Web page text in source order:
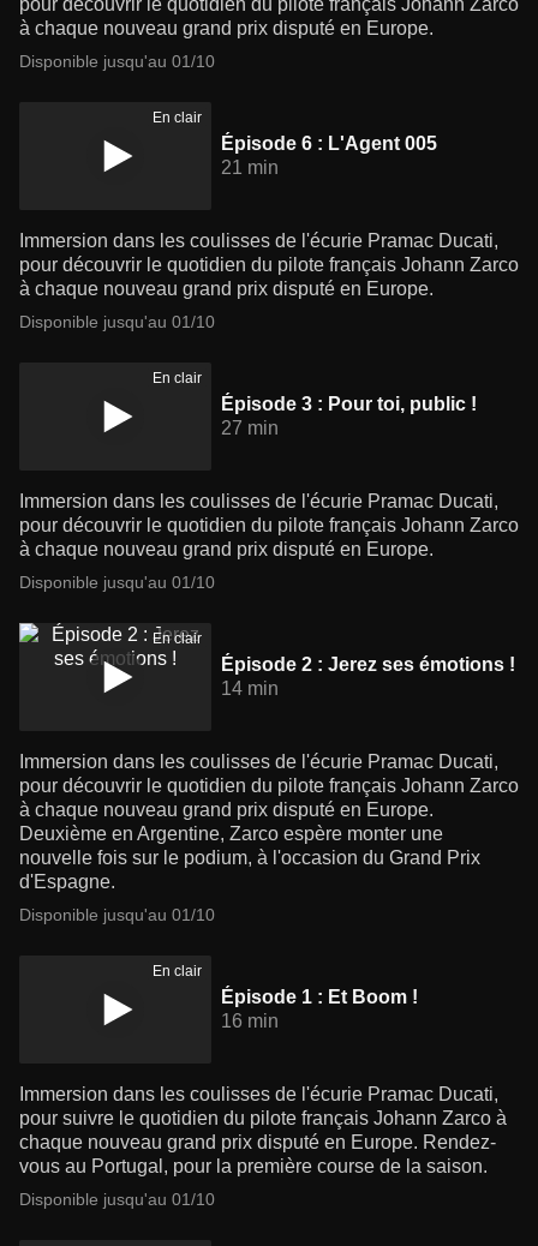
pour découvrir le quotidien du pilote français Johann Zarco
à chaque nouveau grand prix disputé en Europe.
Disponible jusqu'au 01/10
En clair
Épisode 6 : L'Agent 005
21 min
Immersion dans les coulisses de l'écurie Pramac Ducati,
pour découvrir le quotidien du pilote français Johann Zarco
à chaque nouveau grand prix disputé en Europe.
Disponible jusqu'au 01/10
En clair
Épisode 3 : Pour toi, public !
27 min
Immersion dans les coulisses de l'écurie Pramac Ducati,
pour découvrir le quotidien du pilote français Johann Zarco
à chaque nouveau grand prix disputé en Europe.
Disponible jusqu'au 01/10
En clair
Épisode 2 : Jerez ses émotions !
14 min
Immersion dans les coulisses de l'écurie Pramac Ducati,
pour découvrir le quotidien du pilote français Johann Zarco
à chaque nouveau grand prix disputé en Europe.
Deuxième en Argentine, Zarco espère monter une
nouvelle fois sur le podium, à l'occasion du Grand Prix
d'Espagne.
Disponible jusqu'au 01/10
En clair
Épisode 1 : Et Boom !
16 min
Immersion dans les coulisses de l'écurie Pramac Ducati,
pour suivre le quotidien du pilote français Johann Zarco à
chaque nouveau grand prix disputé en Europe. Rendez-
vous au Portugal, pour la première course de la saison.
Disponible jusqu'au 01/10